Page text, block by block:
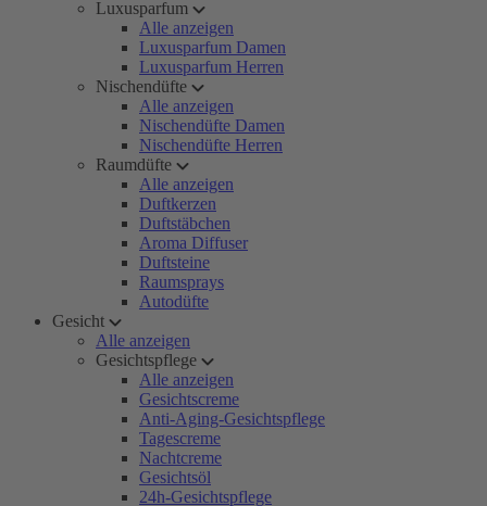
Luxusparfum
Alle anzeigen
Luxusparfum Damen
Luxusparfum Herren
Nischendüfte
Alle anzeigen
Nischendüfte Damen
Nischendüfte Herren
Raumdüfte
Alle anzeigen
Duftkerzen
Duftstäbchen
Aroma Diffuser
Duftsteine
Raumsprays
Autodüfte
Gesicht
Alle anzeigen
Gesichtspflege
Alle anzeigen
Gesichtscreme
Anti-Aging-Gesichtspflege
Tagescreme
Nachtcreme
Gesichtsöl
24h-Gesichtspflege